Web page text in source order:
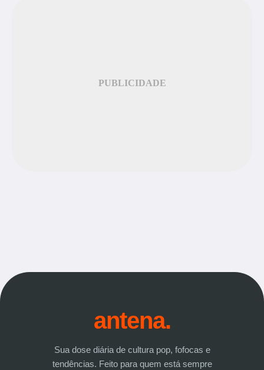
PUBLICIDADE
antena.
Sua dose diária de cultura pop, fofocas e
tendências. Feito para quem está sempre